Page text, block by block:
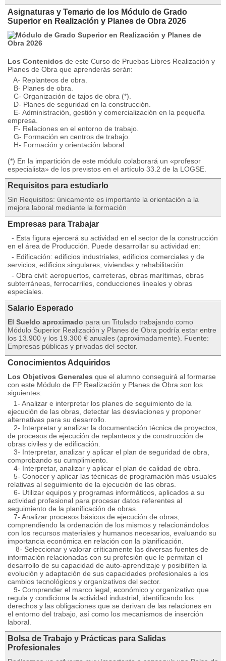
Asignaturas y Temario de los Módulo de Grado
Superior en Realización y Planes de Obra 2026
Los Contenidos de este Curso de Pruebas Libres Realización y
Planes de Obra que aprenderás serán:
A- Replanteos de obra.
B- Planes de obra.
C- Organización de tajos de obra (*).
D- Planes de seguridad en la construcción.
E- Administración, gestión y comercialización en la pequeña
empresa.
F- Relaciones en el entorno de trabajo.
G- Formación en centros de trabajo.
H- Formación y orientación laboral.
(*) En la impartición de este módulo colaborará un «profesor
especialista» de los previstos en el artículo 33.2 de la LOGSE.
Requisitos para estudiarlo
Sin Requisitos: únicamente es importante la orientación a la
mejora laboral mediante la formación
Empresas para Trabajar
- Esta figura ejercerá su actividad en el sector de la construcción
en el área de Producción. Puede desarrollar su actividad en:
- Edificación: edificios industriales, edificios comerciales y de
servicios, edificios singulares, viviendas y rehabilitación.
- Obra civil: aeropuertos, carreteras, obras marítimas, obras
subterráneas, ferrocarriles, conducciones lineales y obras
especiales.
Salario Esperado
El Sueldo aproximado para un Titulado trabajando como
Módulo Superior Realización y Planes de Obra podría estar entre
los 13.900 y los 19.300 € anuales (aproximadamente). Fuente:
Empresas públicas y privadas del sector.
Conocimientos Adquiridos
Los Objetivos Generales que el alumno conseguirá al formarse
con este Módulo de FP Realización y Planes de Obra son los
siguientes:
1- Analizar e interpretar los planes de seguimiento de la
ejecución de las obras, detectar las desviaciones y proponer
alternativas para su desarrollo.
2- Interpretar y analizar la documentación técnica de proyectos,
de procesos de ejecución de replanteos y de construcción de
obras civiles y de edificación.
3- Interpretar, analizar y aplicar el plan de seguridad de obra,
comprobando su cumplimiento.
4- Interpretar, analizar y aplicar el plan de calidad de obra.
5- Conocer y aplicar las técnicas de programación más usuales
relativas al seguimiento de la ejecución de las obras.
6- Utilizar equipos y programas informáticos, aplicados a su
actividad profesional para procesar datos referentes al
seguimiento de la planificación de obras.
7- Analizar procesos básicos de ejecución de obras,
comprendiendo la ordenación de los mismos y relacionándolos
con los recursos materiales y humanos necesarios, evaluando su
importancia económica en relación con la planificación.
8- Seleccionar y valorar críticamente las diversas fuentes de
información relacionadas con su profesión que le permitan el
desarrollo de su capacidad de auto-aprendizaje y posibiliten la
evolución y adaptación de sus capacidades profesionales a los
cambios tecnológicos y organizativos del sector.
9- Comprender el marco legal, económico y organizativo que
regula y condiciona la actividad industrial, identificando los
derechos y las obligaciones que se derivan de las relaciones en
el entorno del trabajo, así como los mecanismos de inserción
laboral.
Bolsa de Trabajo y Prácticas para Salidas
Profesionales